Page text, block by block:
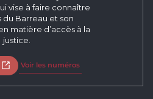
vise à faire connaître
du Barreau et son
matière d’accès à la
justice.
Open in new tab
Voir les numéros